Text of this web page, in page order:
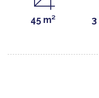
45 m²